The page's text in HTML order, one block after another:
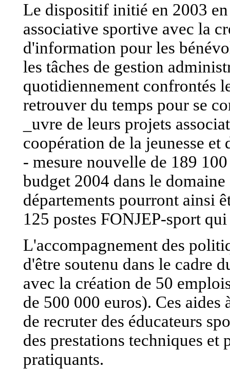
Le dispositif initié en 2003
associative sportive avec la
d'information pour les
les tâches de gestion
quotidiennement confrontés
retrouver du temps pour se
_uvre de leurs projets
coopération de la jeunesse
- mesure nouvelle de 189
budget 2004 dans le
départements pourront ainsi
125 postes FONJEP-sport
L'accompagnement des
d'être soutenu dans le cadre
avec la création de 50
de 500 000 euros). Ces
de recruter des éducateurs
des prestations techniques et
pratiquants.